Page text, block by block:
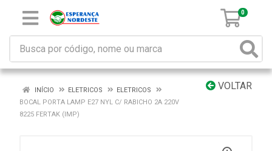
0
VOLTAR
INÍCIO ELETRICOS
ELETRICOS
BOCAL PORTA LAMP E27 NYL C/ RABICHO 2A 220V
8225 FERTAK (IMP)